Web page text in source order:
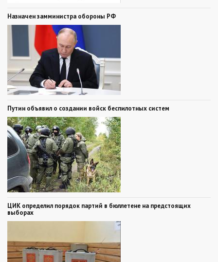
Назначен замминистра обороны РФ
Путин объявил о создании войск беспилотных систем
ЦИК определил порядок партий в бюллетене на предстоящих
выборах